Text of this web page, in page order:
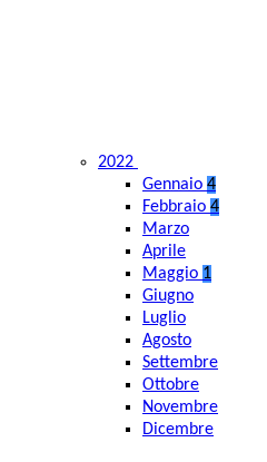
2022
Gennaio 4
Febbraio 4
Marzo
Aprile
Maggio 1
Giugno
Luglio
Agosto
Settembre
Ottobre
Novembre
Dicembre